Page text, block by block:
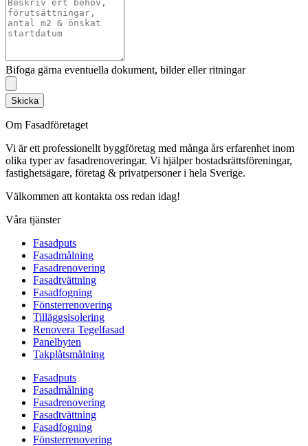
Bifoga gärna eventuella dokument, bilder eller ritningar
Skicka
Om Fasadföretaget
Vi är ett professionellt byggföretag med många års erfarenhet inom
olika typer av fasadrenoveringar. Vi hjälper bostadsrättsföreningar,
fastighetsägare, företag & privatpersoner i hela Sverige.
Välkommen att kontakta oss redan idag!
Våra tjänster
Fasadputs
Fasadmålning
Fasadrenovering
Fasadtvättning
Fasadfogning
Fönsterrenovering
Tilläggsisolering
Renovera Tegelfasad
Panelbyten
Takplåtsmålning
Fasadputs
Fasadmålning
Fasadrenovering
Fasadtvättning
Fasadfogning
Fönsterrenovering